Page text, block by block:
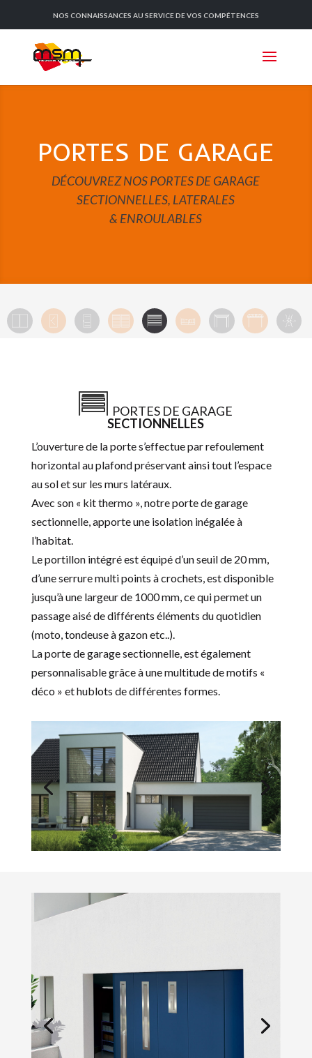
NOS CONNAISSANCES AU SERVICE DE VOS COMPÉTENCES
PORTES DE GARAGE
DÉCOUVREZ NOS PORTES DE GARAGE
SECTIONNELLES, LATERALES
& ENROULABLES
PORTES DE GARAGE
SECTIONNELLES
L’ouverture de la porte s’effectue par refoulement
horizontal au plafond préservant ainsi tout l’espace
au sol et sur les murs latéraux.
Avec son « kit thermo », notre porte de garage
sectionnelle, apporte une isolation inégalée à
l’habitat.
Le portillon intégré est équipé d’un seuil de 20 mm,
d’une serrure multi points à crochets, est disponible
jusqu’à une largeur de 1000 mm, ce qui permet un
passage aisé de différents éléments du quotidien
(moto, tondeuse à gazon etc..).
La porte de garage sectionnelle, est également
personnalisable grâce à une multitude de motifs «
déco » et hublots de différentes formes.